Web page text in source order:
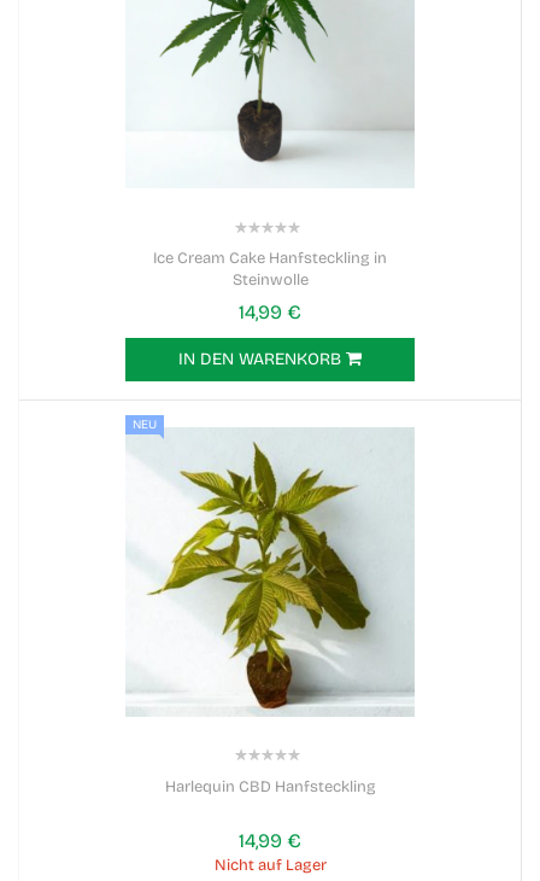
Ice Cream Cake Hanfsteckling in
Steinwolle
14,99 €
IN DEN WARENKORB
NEU
Harlequin CBD Hanfsteckling
14,99 €
Nicht auf Lager